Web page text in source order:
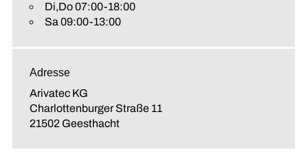
Di,Do 07:00-18:00
Sa 09:00-13:00
Adresse
Arivatec KG
Charlottenburger Straße 11
21502 Geesthacht